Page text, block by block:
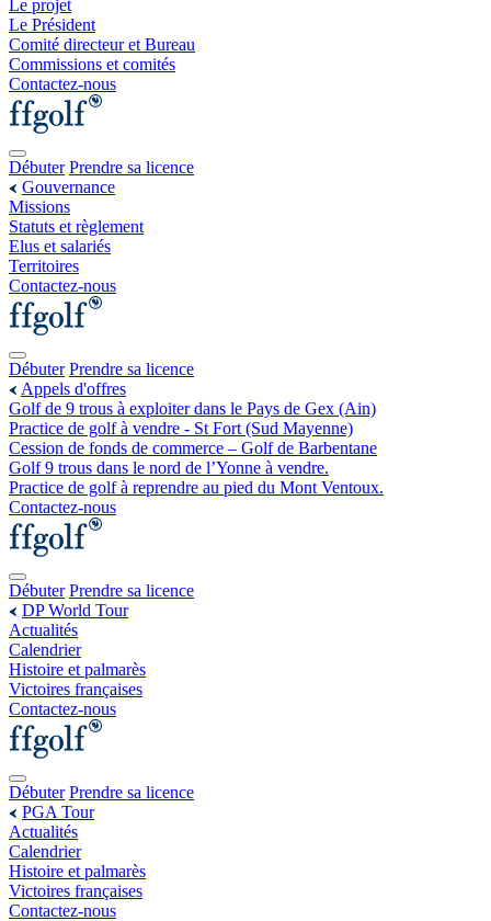
Le projet
Le Président
Comité directeur et Bureau
Commissions et comités
Contactez-nous
Débuter Prendre sa licence
Gouvernance
Missions
Statuts et règlement
Elus et salariés
Territoires
Contactez-nous
Débuter Prendre sa licence
Appels d'offres
Golf de 9 trous à exploiter dans le Pays de Gex (Ain)
Practice de golf à vendre - St Fort (Sud Mayenne)
Cession de fonds de commerce – Golf de Barbentane
Golf 9 trous dans le nord de l’Yonne à vendre.
Practice de golf à reprendre au pied du Mont Ventoux.
Contactez-nous
Débuter Prendre sa licence
DP World Tour
Actualités
Calendrier
Histoire et palmarès
Victoires françaises
Contactez-nous
Débuter Prendre sa licence
PGA Tour
Actualités
Calendrier
Histoire et palmarès
Victoires françaises
Contactez-nous